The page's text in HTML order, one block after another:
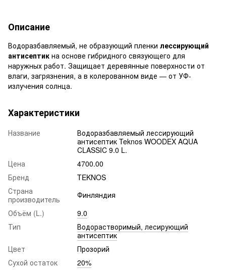
Описание
Водоразбавляемый, не образующий пленки лессирующий
антисептик на основе гибридного связующего для
наружных работ. Защищает деревянные поверхности от
влаги, загрязнения, а в колерованном виде — от УФ-
излучения солнца.
Характеристики
Название
Водоразбавляемый лессирующий
антисептик Teknos WOODEX AQUA
CLASSIC 9.0 L.
Цена
4700.00
Бренд
TEKNOS
Страна
производитель
Финляндия
Объём (L.)
9.0
Тип
Водорастворимый, лесирующий
антисептик
Цвет
Прозорий
Сухой остаток
20%